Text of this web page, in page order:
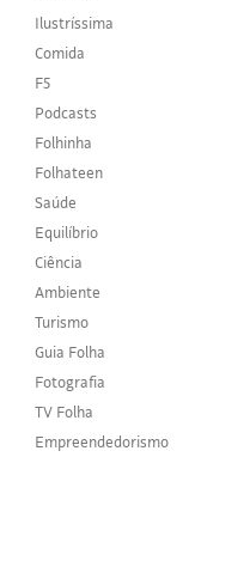
Ilustríssima
Comida
F5
Podcasts
Folhinha
Folhateen
Saúde
Equilíbrio
Ciência
Ambiente
Turismo
Guia Folha
Fotografia
TV Folha
Empreendedorismo